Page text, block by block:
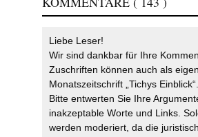
Liebe Leser!
Wir sind dankbar für Ihre
Zuschriften können auch als
Monatszeitschrift „Tichys Einblick“.
Bitte entwerten Sie Ihre
inakzeptable Worte und Links.
werden moderiert, da die